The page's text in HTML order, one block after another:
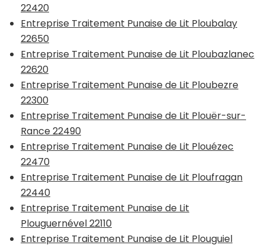
22420
Entreprise Traitement Punaise de Lit Ploubalay
22650
Entreprise Traitement Punaise de Lit Ploubazlanec
22620
Entreprise Traitement Punaise de Lit Ploubezre
22300
Entreprise Traitement Punaise de Lit Plouër-sur-
Rance 22490
Entreprise Traitement Punaise de Lit Plouézec
22470
Entreprise Traitement Punaise de Lit Ploufragan
22440
Entreprise Traitement Punaise de Lit
Plouguernével 22110
Entreprise Traitement Punaise de Lit Plouguiel